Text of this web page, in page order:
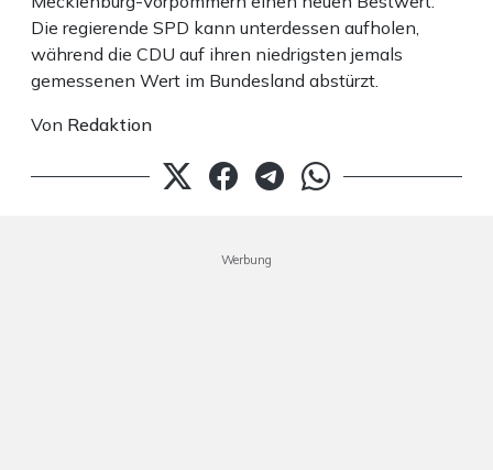
Die regierende SPD kann unterdessen aufholen,
während die CDU auf ihren niedrigsten jemals
gemessenen Wert im Bundesland abstürzt.
Von Redaktion
Werbung